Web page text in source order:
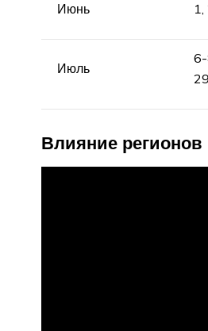
Июнь
Июль
29
Влияние регионов